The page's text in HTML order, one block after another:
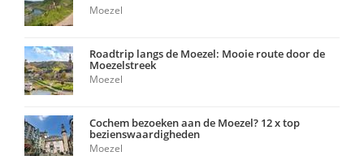
Moezel
Roadtrip langs de Moezel: Mooie route door de
Moezelstreek
Moezel
Cochem bezoeken aan de Moezel? 12 x top
bezienswaardigheden
Moezel